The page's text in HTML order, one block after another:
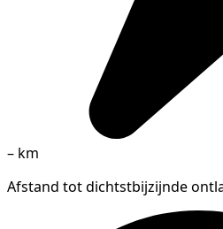
– km
Afstand tot dichtstbijzijnde